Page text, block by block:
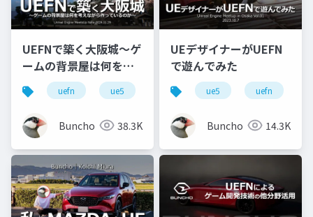
UEFNで築く大阪城～ゲ
ームの背景屋は何を考
えながら作っているの
か～
uefn ue5 unreal engine
Buncho 38.3K
UEデザイナーがUEFN
で遊んでみた
ue5 uefn
Buncho 14.3K